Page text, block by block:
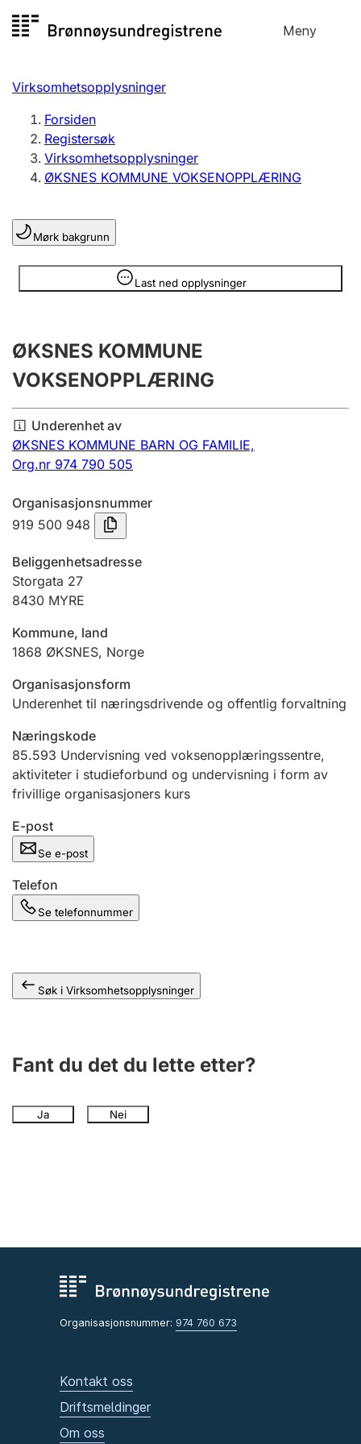
til
Meny
Registersøk
Aksjeselskap
Enkeltpersonforetak
Registrere, endre, slette
Lag og forening
Registrere, endre, slette
Årsregnskap
Innsending og forsinkelsesgebyr
Tinglysing
Jeger
Ektepaktveileder
Andre tema
Virksomhetsopplysninger
Forsiden
Registersøk
Virksomhetsopplysninger
ØKSNES KOMMUNE VOKSENOPPLÆRING
Mørk bakgrunn
Last ned opplysninger
Opplysninger er skjult
ØKSNES KOMMUNE
VOKSENOPPLÆRING
Underenhet av
ØKSNES KOMMUNE BARN OG FAMILIE,
Org.nr 974 790 505
Organisasjonsnummer
919 500 948
Beliggenhetsadresse
Storgata 27
8430 MYRE
Kommune, land
1868 ØKSNES, Norge
Organisasjonsform
Underenhet til næringsdrivende og offentlig forvaltning
Næringskode
85.593 Undervisning ved voksenopplæringssentre,
aktiviteter i studieforbund og undervisning i form av
frivillige organisasjoners kurs
E-post
Se e-post
Telefon
Se telefonnummer
Søk i Virksomhetsopplysninger
Fant du det du lette etter?
Ja Nei
Organisasjonsnummer: 974 760 673
Kontakt oss
Driftsmeldinger
Om oss